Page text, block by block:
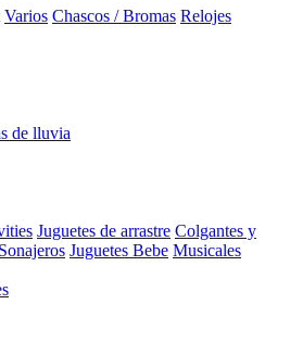
Varios Chascos / Bromas Relojes
de lluvia
Juguetes de arrastre Colgantes y
Sonajeros Juguetes Bebe Musicales